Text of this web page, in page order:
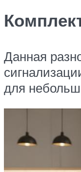
Данная
для